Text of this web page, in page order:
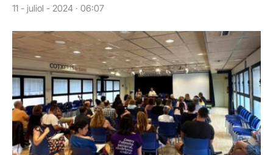
11 - juliol - 2024 · 06:07